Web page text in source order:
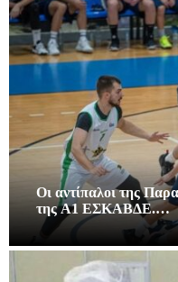
Οι αντίπαλοι της
της A1 ΕΣΚΑΒΔΕ.…